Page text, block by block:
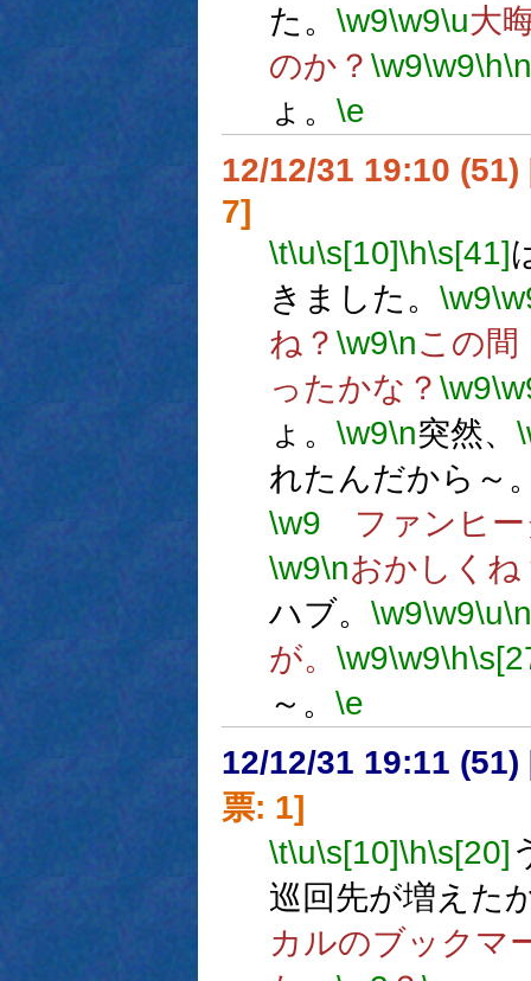
た。 \w9\w9\u大
のか？ \w9\w9\h\n
ょ。 \e
12/12/31 19:10 (51)
7]
\t\u\s[10]\h\s[41]
きました。 \w9
ね？ \w9\nこの間
ったかな？ \w9
ょ。 \w9\n突然、
れたんだから～
\w9 ファンヒー
\w9\nおかしくね
ハブ。 \w9\w9\u\n
が。 \w9\w9\h
～。 \e
12/12/31 19:11 (51)
票: 1]
\t\u\s[10]\h\s[20]
巡回先が増えた
カルのブックマ